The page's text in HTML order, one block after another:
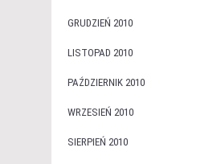
GRUDZIEŃ 2010
LISTOPAD 2010
PAŹDZIERNIK 2010
WRZESIEŃ 2010
SIERPIEŃ 2010